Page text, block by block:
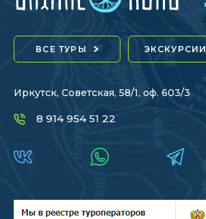
ВСЕ ТУРЫ ЭКСКУРСИИ
Иркутск, Советская, 58/1, оф. 603/3
8 914 954 51 22